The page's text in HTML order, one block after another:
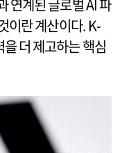
연계된 글로벌 AI 파
이란 계산이다. K-
더 제고하는 핵심